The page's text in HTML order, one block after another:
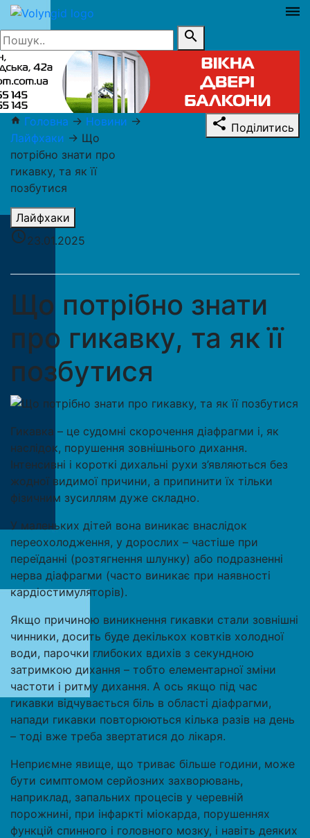
dehaze
search
home Головна → Новини →
Лайфхаки → Що
потрібно знати про
гикавку, та як її
позбутися
Лайфхаки
access_time23.01.2025
share Поділитись
Що потрібно знати
про гикавку, та як її
позбутися
Гикавка – це судомні скорочення діафрагми і, як
наслідок, порушення зовнішнього дихання.
Інтенсивні і короткі дихальні рухи з’являються без
жодної видимої причини, а припинити їх тільки
фізичним зусиллям дуже складно.
У маленьких дітей вона виникає внаслідок
переохолодження, у дорослих – частіше при
переїданні (розтягнення шлунку) або подразненні
нерва діафрагми (часто виникає при наявності
кардіостимуляторів).
Якщо причиною виникнення гикавки стали зовнішні
чинники, досить буде декількох ковтків холодної
води, парочки глибоких вдихів з секундною
затримкою дихання – тобто елементарної зміни
частоти і ритму дихання. А ось якщо під час
гикавки відчувається біль в області діафрагми,
напади гикавки повторюються кілька разів на день
– тоді вже треба звертатися до лікаря.
Неприємне явище, що триває більше години, може
бути симптомом серйозних захворювань,
наприклад, запальних процесів у черевній
порожнині, при інфаркті міокарда, порушеннях
функцій спинного і головного мозку, і навіть деяких